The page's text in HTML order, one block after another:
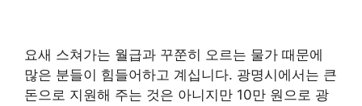
요새 스쳐가는 월급과 꾸쭌히 오르는 물가 때문에
많은 분들이 힘들어하고 계십니다. 광명시에서는 큰
돈으로 지원해 주는 것은 아니지만 10만 원으로 광